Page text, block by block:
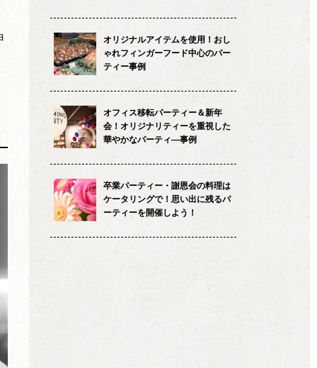
オリジナルアイテムを使用！おし
ゃれフィンガーフード中心のパー
ティー事例
オフィス移転パーティー＆新年
会！オリジナリティーを重視した
華やかなパーティ―事例
卒業パーティー・謝恩会の料理は
ケータリングで！思い出に残るパ
ーティーを開催しよう！